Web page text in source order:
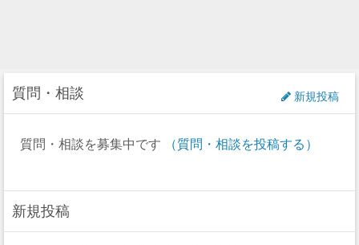
質問・相談 新規投稿
質問・相談を募集中です （質問・相談を投稿する）
新規投稿